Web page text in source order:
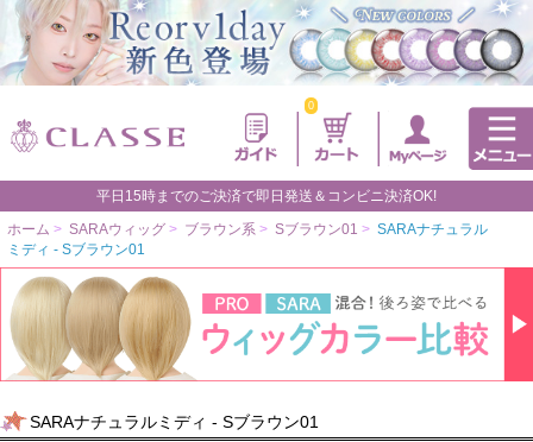
0
平日15時までのご決済で即日発送＆コンビニ決済OK!
ホーム > SARAウィッグ > ブラウン系 > Sブラウン01 > SARAナチュラル
ミディ - Sブラウン01
SARAナチュラルミディ - Sブラウン01